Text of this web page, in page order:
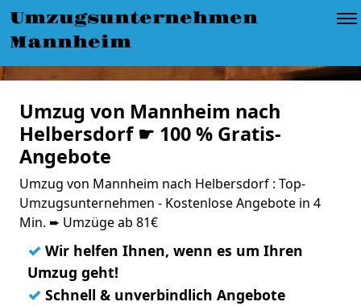
Umzugsunternehmen
Mannheim
Umzug von Mannheim nach
Helbersdorf ☛ 100 % Gratis-
Angebote
Umzug von Mannheim nach Helbersdorf : Top-
Umzugsunternehmen - Kostenlose Angebote in 4
Min. ➨ Umzüge ab 81€
✓ Wir helfen Ihnen, wenn es um Ihren
Umzug geht!
✓ Schnell & unverbindlich Angebote